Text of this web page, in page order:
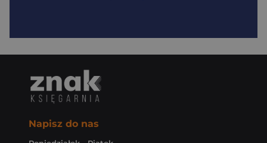
Napisz do nas